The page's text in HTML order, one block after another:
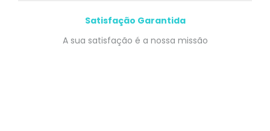
Satisfação Garantida
A sua satisfação é a nossa missão